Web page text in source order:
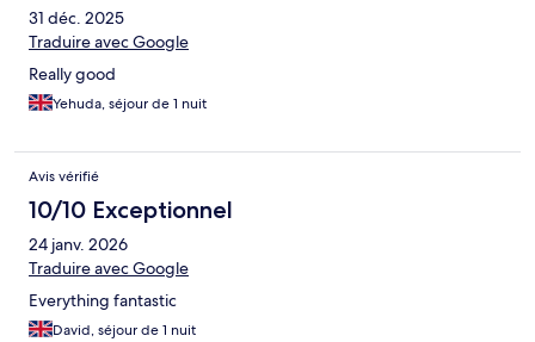
31 déc. 2025
Traduire avec Google
Really good
Yehuda, séjour de 1 nuit
Avis vérifié
10/10 Exceptionnel
24 janv. 2026
Traduire avec Google
Everything fantastic
David, séjour de 1 nuit